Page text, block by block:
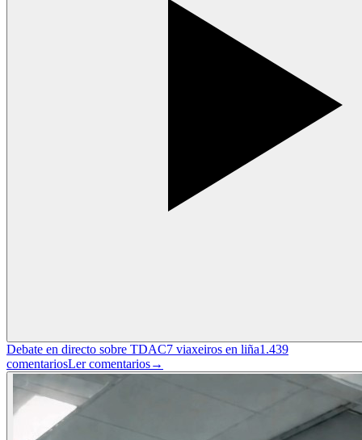
Debate en directo sobre TDAC7 viaxeiros en liña1.439
comentariosLer comentarios→